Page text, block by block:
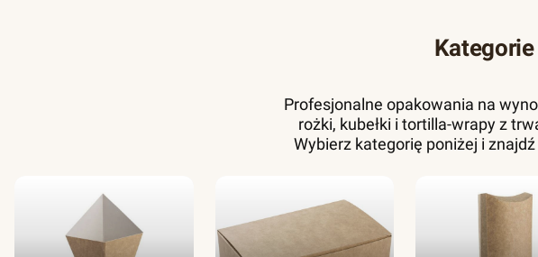
Profesjonalne opakowania na
rożki, kubełki i tortilla-wrapy z
Wybierz kategorię poniżej i